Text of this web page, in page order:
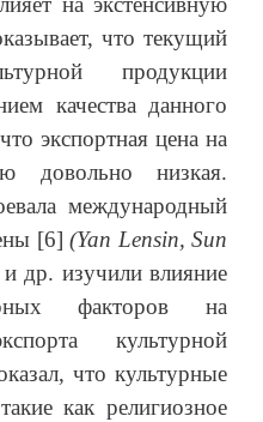
что текущий
продукции
качества данного
экспортная цена на
довольно низкая.
международный
[6] (Yan Lensin, Sun
др. изучили влияние
факторов на
культурной
что культурные
как религиозное